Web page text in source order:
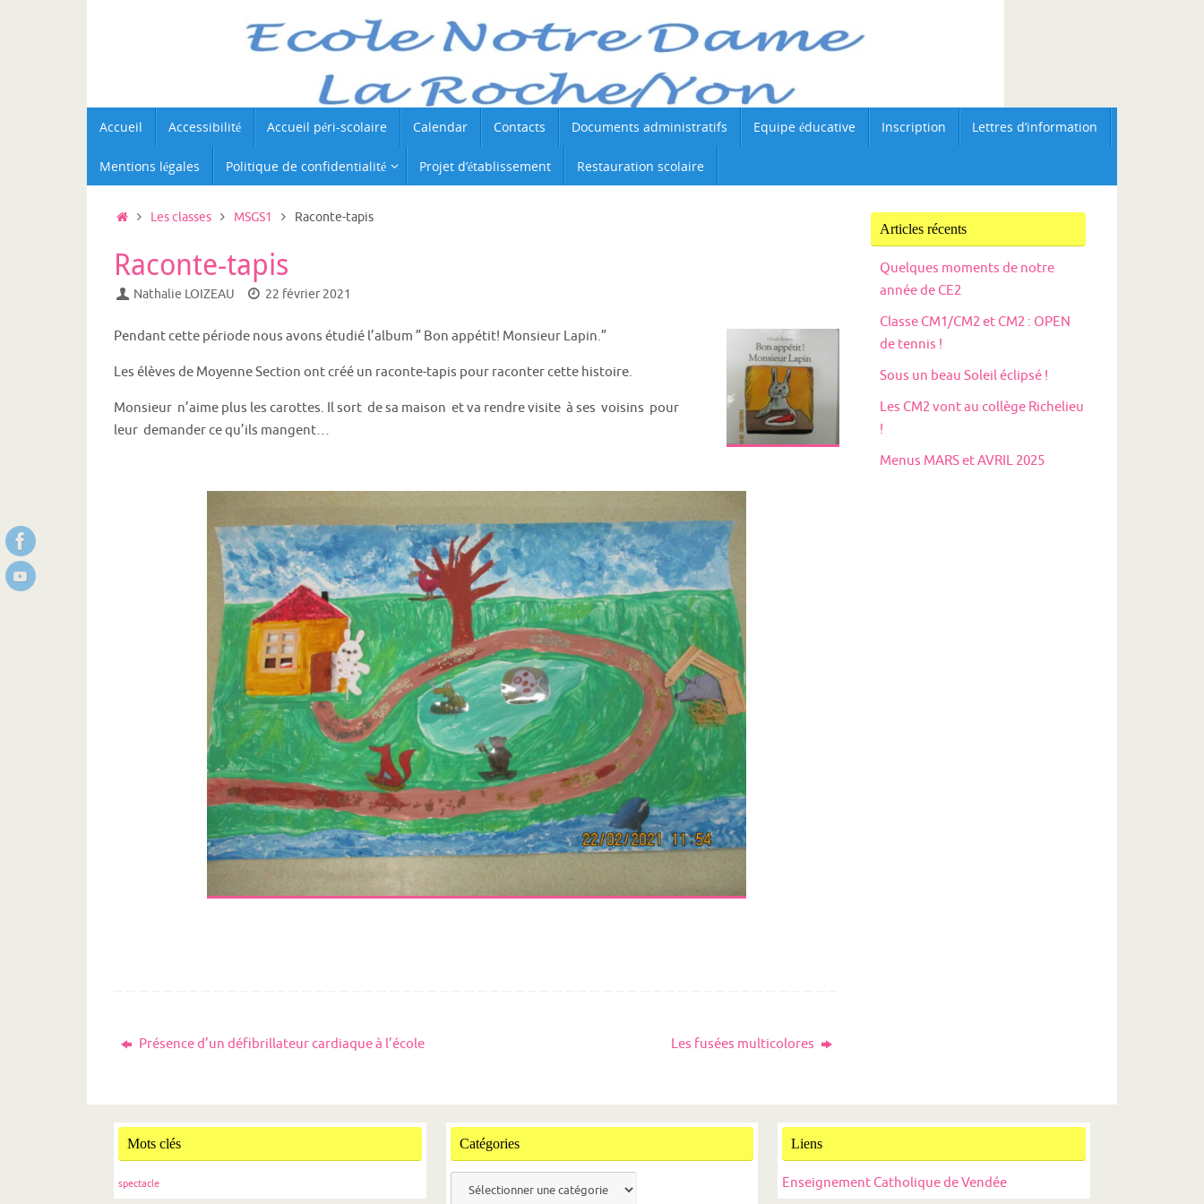
Accueil Accessibilité Accueil péri-scolaire Calendar Contacts Documents administratifs Equipe éducative Inscription Lettres d’information
Mentions légales Politique de confidentialité Projet d’établissement Restauration scolaire
AccueilLes classes MSGS1 Raconte-tapis
Raconte-tapis
Nathalie LOIZEAU 22 février 2021
Pendant cette période nous avons étudié l’album ” Bon appétit! Monsieur Lapin.”
Les élèves de Moyenne Section ont créé un raconte-tapis pour raconter cette histoire.
Monsieur n’aime plus les carottes. Il sort de sa maison et va rendre visite à ses voisins pour
leur demander ce qu’ils mangent…
Présence d’un défibrillateur cardiaque à l’école Les fusées multicolores
Articles récents
Quelques moments de notre
année de CE2
Classe CM1/CM2 et CM2 : OPEN
de tennis !
Sous un beau Soleil éclipsé !
Les CM2 vont au collège Richelieu
!
Menus MARS et AVRIL 2025
Mots clés
spectacle
Catégories
Catégories
Liens
Enseignement Catholique de Vendée